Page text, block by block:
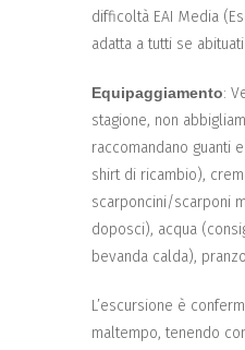
difficoltà EAI Media
adatta a tutti se
Equipaggiamento:
stagione, non
raccomandano guanti
shirt di ricambio),
scarponcini/scarponi
doposci), acqua
bevanda calda),
L’escursione è
maltempo, tenendo